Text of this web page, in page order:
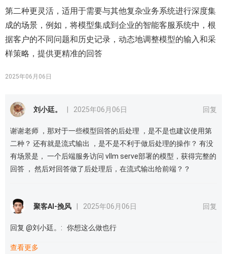
第二种更灵活，适用于需要与其他复杂业务系统进行深度集
成的场景，例如，将模型集成到企业的智能客服系统中，根
据客户的不同问题和历史记录，动态地调整模型的输入和采
样策略，提供更精准的回答
2025年06月06日
刘小廷。 | 2025年06月06日 回复
谢谢老师 ，那对于一些模型回答的后处理 ，是不是也建议使用第
二种？ 还有就是流式输出 ，是不是不利于做后处理的操作？ 有没
有场景是， 一个后端服务访问 vllm serve部署的模型，获得完整的
回答 ， 然后对回答做了后处理后，在流式输出给前端？？
聚客AI-挽风 | 2025年06月06日 回复
回复 @刘小廷。: 你想这么做也行
查看更多